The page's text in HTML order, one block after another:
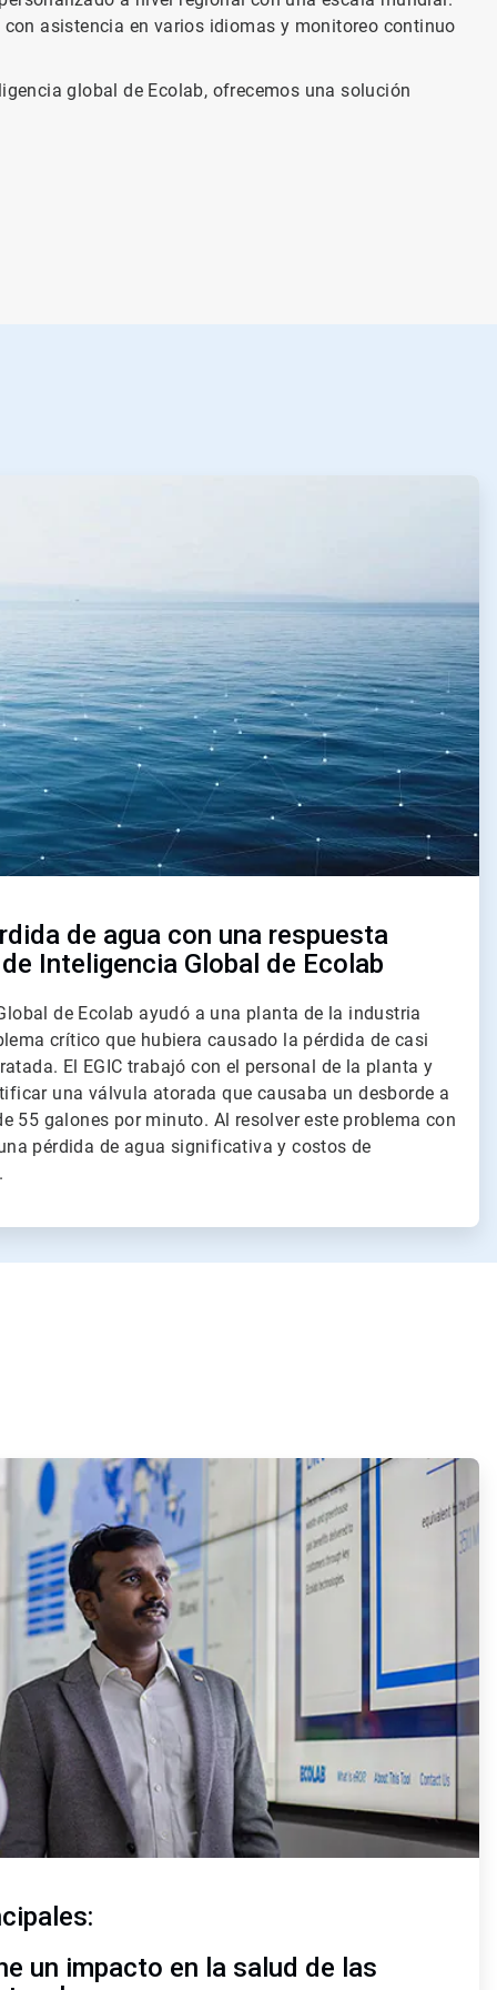
asistencia en varios idiomas y monitoreo continuo
global de Ecolab, ofrecemos una solución
de agua con una respuesta
Inteligencia Global de Ecolab
de Ecolab ayudó a una planta de la industria
crítico que hubiera causado la pérdida de casi
El EGIC trabajó con el personal de la planta y
una válvula atorada que causaba un desborde a
55 galones por minuto. Al resolver este problema con
pérdida de agua significativa y costos de
un impacto en la salud de las